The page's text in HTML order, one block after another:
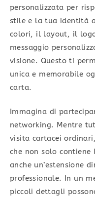
personalizzata per
stile e la tua identità
colori, il layout, il
messaggio
visione. Questo ti
unica e memorabile
carta.
Immagina di
networking. Mentre
visita cartacei
che non solo
anche un’estensione
professionale. In un
piccoli dettagli